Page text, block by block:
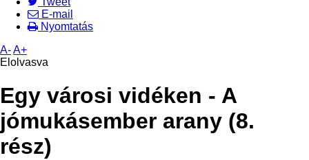
E-mail
Nyomtatás
A-A+
Elolvasva
Egy városi vidéken - A
jómukásember arany (8.
rész)